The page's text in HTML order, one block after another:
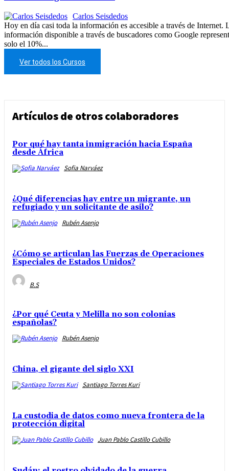
Carlos Seisdedos
Hoy en día casi toda la información es accesible a través de Internet.
información disponible a través de buscadores como Google
solo el 10%...
Ver todos los Cursos
Artículos de otros colaboradores
Por qué hay tanta inmigración hacia España
desde África
Sofia Narváez
¿Qué diferencias hay entre un migrante, un
refugiado y un solicitante de asilo?
Rubén Asenjo
¿Cómo se articulan las Fuerzas de Operaciones
Especiales de Estados Unidos?
B.S
¿Por qué Ceuta y Melilla no son colonias
españolas?
Rubén Asenjo
China, el gigante del siglo XXI
Santiago Torres Kuri
La custodia de datos como nueva frontera de la
protección digital
Juan Pablo Castillo Cubillo